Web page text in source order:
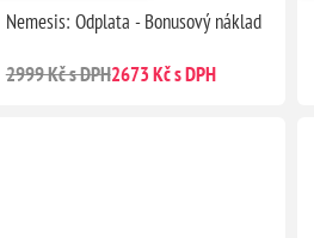
Nemesis: Odplata - Bonusový náklad
2999 Kč s DPH2673 Kč s DPH